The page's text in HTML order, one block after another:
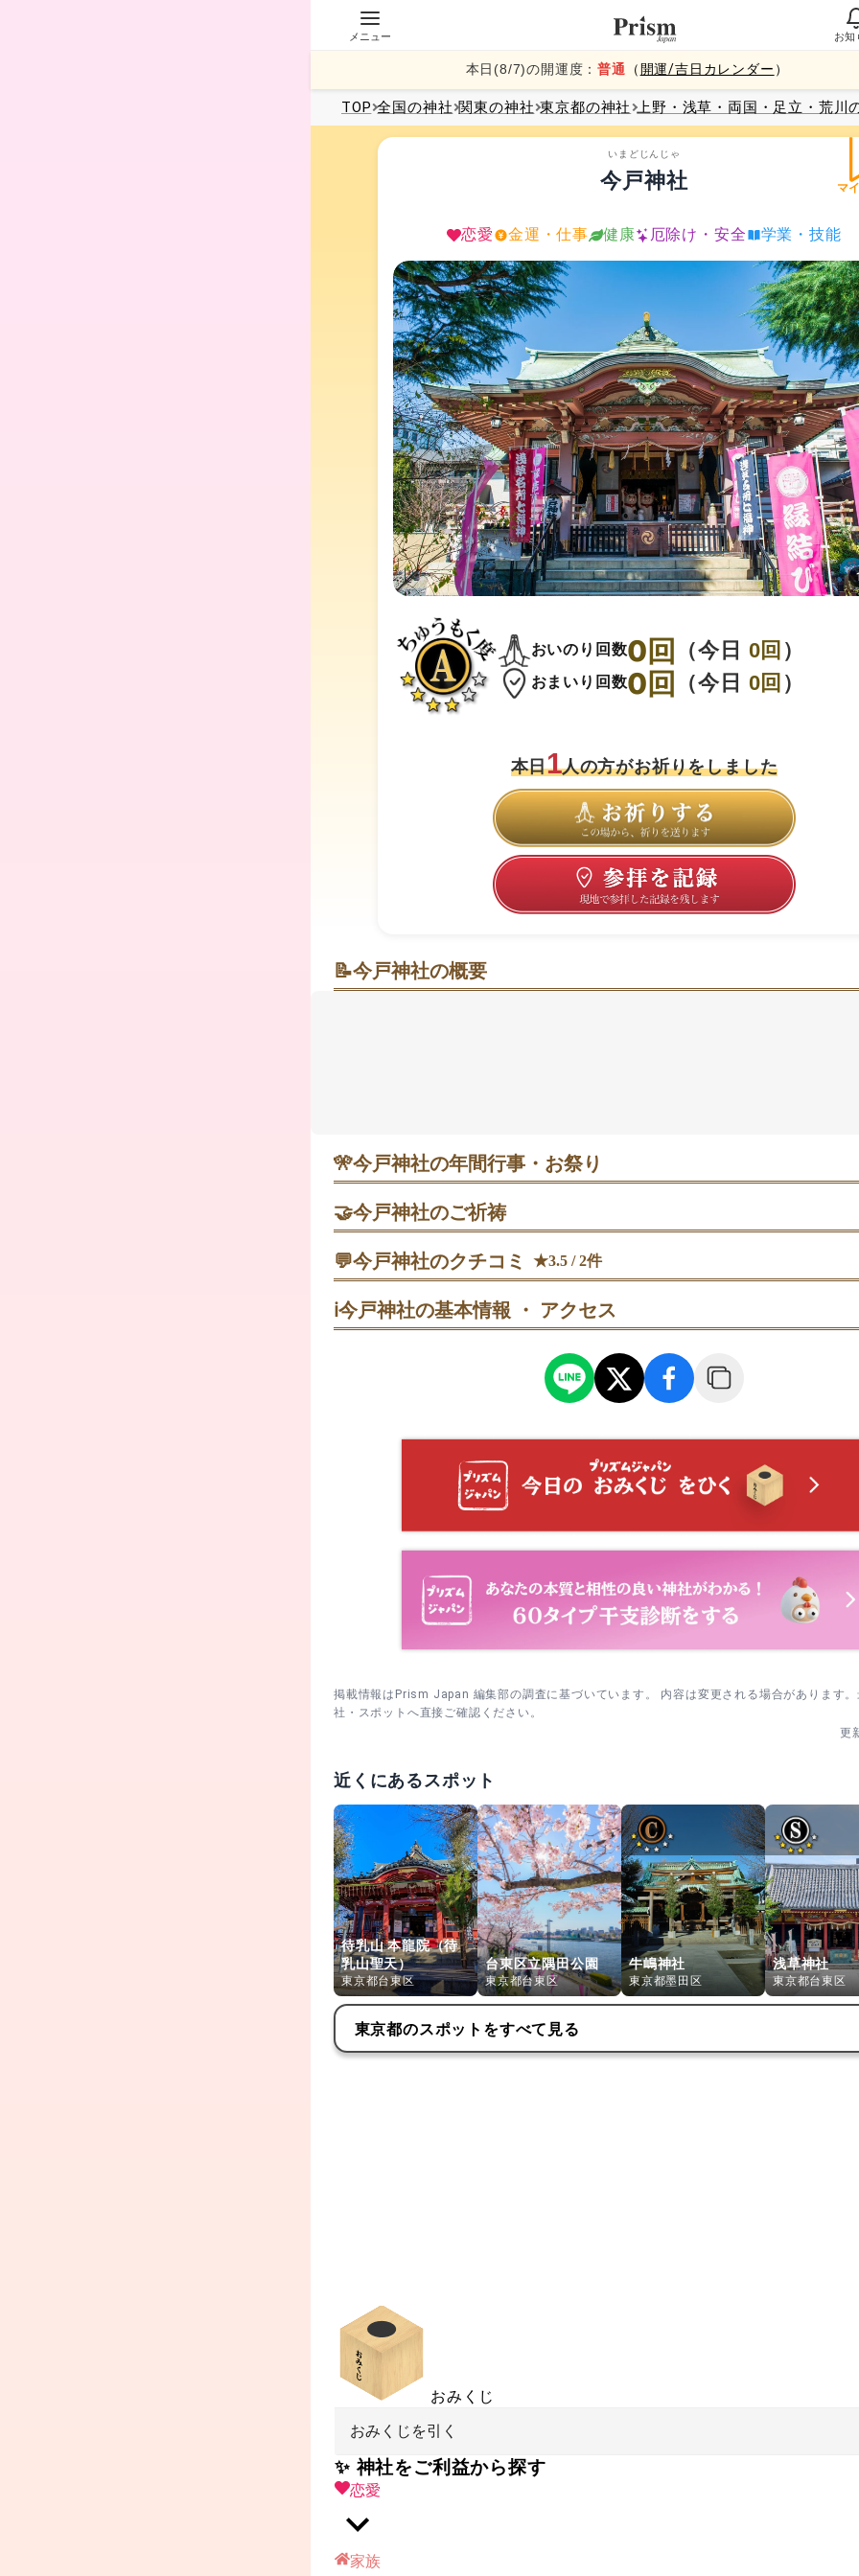
メニュー お知
本日(8/7)の開運度：普通 （ 開運/吉日カレンダー ）
TOP 全国の神社 関東の神社 東京都の神社 上野・浅草・両国・足立・荒川
マ
いまどじんじゃ
今戸神社
恋愛 金運・仕事 健康 厄除け・安全 学業・技能
おいのり回数0回 （今日 0回 ）
おまいり回数0回 （今日 0回 ）
本日1人の方がお祈りをしました
📝今戸神社の概要
🎌今戸神社の年間行事・お祭り
す。
1月15日 成人祭｜新成人の門出を祝う日。家族参列での記念参拝にも向きます。
2月3日または4日 節分祭｜豆まきで無病息災を願う行事。開始直後は混みやすい
って。
2月11日 紀元祭｜国のはじまりを寿ぐ祭典。短時間の参拝に合わせやすい日です
2月17日 祈年祭｜一年の実りと安泰を願う神事。落ち着いた雰囲気で参列しやす
6月第一土・日 例大祭｜一年で最も大切なお祭り。近隣散策と合わせてゆっくり
11月15日 七五三祭｜家族での晴れ姿の参拝が多い日。写真撮影は本殿参拝後に。
11月23日 新嘗祭｜実りに感謝する祭典。静かに手を合わせるのに向いています
12月31日 大祓式・古神札焼納式・除夜祭｜一年を締めくくる神事。日中に納め
と安心。
🤝今戸神社のご祈祷
良縁祈願（個人祈祷）。夫婦神のご加護にあやかり、出会いからご縁の育みまで
す。事前予約制。
合格祈願・学業成就（個人祈祷）
合格祈願・学業成就（個人祈祷）。受験や資格に向けて集中力と努力の実りを願
です。事前に予約のうえで昇殿します。
商売繁昌・事業繁栄。個人から法人まで相談可。法人・団体は内容や参列人数に
病気平癒・身体健康（個人祈祷）
安産祈願・心願成就・神恩感謝（個人祈祷）
安産祈願・心願成就・神恩感謝（御礼参り）など。叶えたい願いや感謝の報告ま
出張祭（法人・団体・地域行事）
出張でのご祈祷も対応。内容により初穂料が異なります。詳細は電話で相談を。
💬今戸神社のクチコミ ★3.5 / 2件
お寺は閉まってますが神社は開いているのでありがたいです。
縁結びの神社のようでそのような内容の絵馬が大量にありました。
この前行った学問にご利益の亀戸天神とは絵馬の内容が全然違っていて笑えました
ℹ️今戸神社の基本情報 ・ アクセス
掲載情報はPrism Japan 編集部の調査に基づいています。 内容は変更される場合があります
社・スポットへ直接ご確認ください。
更
近くにあるスポット
待乳山 本龍院（待
乳山聖天）
東京都台東区
台東区立隅田公園
東京都台東区
牛嶋神社
東京都墨田区
浅草神社
東京都台東区
東京都のスポットをすべて見る
おみくじ
おみくじを引く
✨ 神社をご利益から探す
恋愛
家族